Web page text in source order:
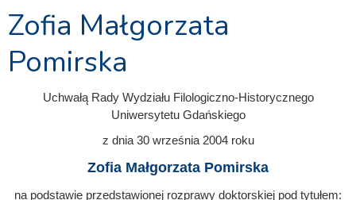
Zofia Małgorzata
Pomirska
Uchwałą Rady Wydziału Filologiczno-Historycznego
Uniwersytetu Gdańskiego
z dnia 30 września 2004roku
Zofia Małgorzata Pomirska
na podstawie przedstawionej rozprawy doktorskiej pod tytułem: